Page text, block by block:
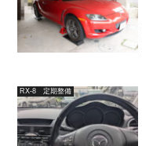
RX-8 定期整備